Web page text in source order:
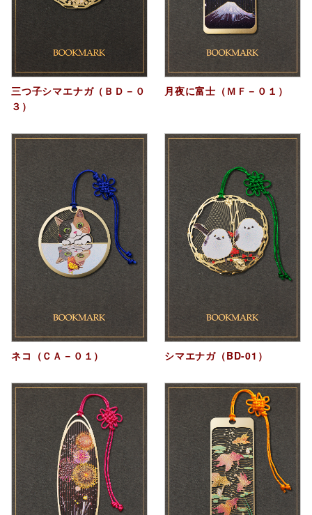
三つ子シマエナガ（ＢＤ－０
３）
月夜に富士（ＭＦ－０１）
ネコ（ＣＡ－０１） シマエナガ（BD-01）